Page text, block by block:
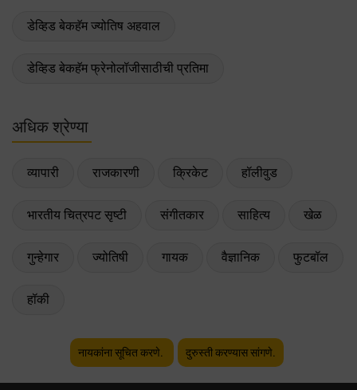
डेव्हिड बेकहॅम ज्योतिष अहवाल
डेव्हिड बेकहॅम फ्रेनोलॉजीसाठीची प्रतिमा
अधिक श्रेण्या
व्यापारी राजकारणी क्रिकेट हॉलीवुड
भारतीय चित्रपट सृष्टी संगीतकार साहित्य खेळ
गुन्हेगार ज्योतिषी गायक वैज्ञानिक फुटबॉल
हॉकी
नायकांना सूचित करणे. दुरुस्ती करण्यास सांगणे.